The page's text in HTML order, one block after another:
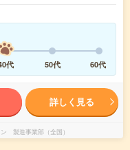
代 50代 60代
詳しく見る
製造事業部（全国）